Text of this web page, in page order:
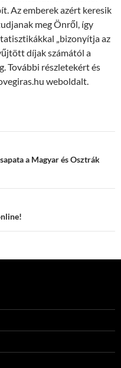
Az emberek azért keresik
meg Önről, így
„bizonyítja az
díjak számától a
További részletekért és
weboldalt.
a Magyar és Osztrák